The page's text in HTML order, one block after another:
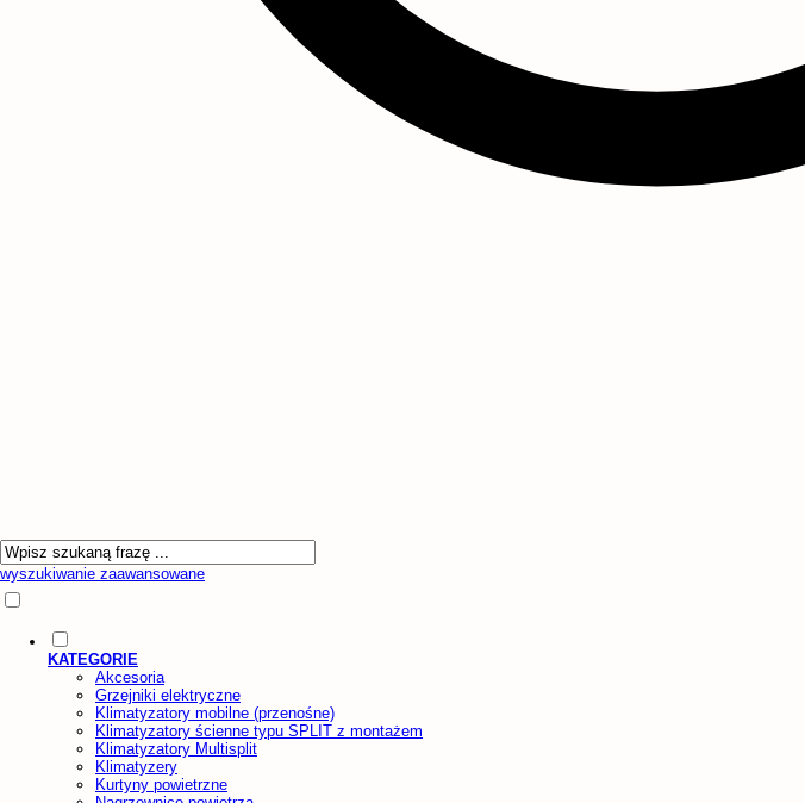
wyszukiwanie zaawansowane
KATEGORIE
Akcesoria
Grzejniki elektryczne
Klimatyzatory mobilne (przenośne)
Klimatyzatory ścienne typu SPLIT z montażem
Klimatyzatory Multisplit
Klimatyzery
Kurtyny powietrzne